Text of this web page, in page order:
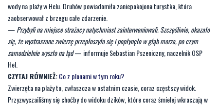
wody na plaży w Helu. Druhów powiadomiła zaniepokojona turystka, która
zaobserwował z brzegu całe zdarzenie.
— Przybyli na miejsce strażacy natychmiast zainterweniowali. Szczęśliwie, okazało
się, że wystraszone zwierzę przepłoszyło się i popłynęło w głąb morza, po czym
samodzielnie wyszło na ląd— informuje Sebastian Pszeniczny, naczelnik OSP
Hel.
CZYTAJ RÓWNIEŻ:Co z plonami w tym roku?
Zwierzęta na plaży to, zwłaszcza w ostatnim czasie, coraz częstszy widok.
Przyzwyczailiśmy się choćby do widoku dzików, które coraz śmielej wkraczają w